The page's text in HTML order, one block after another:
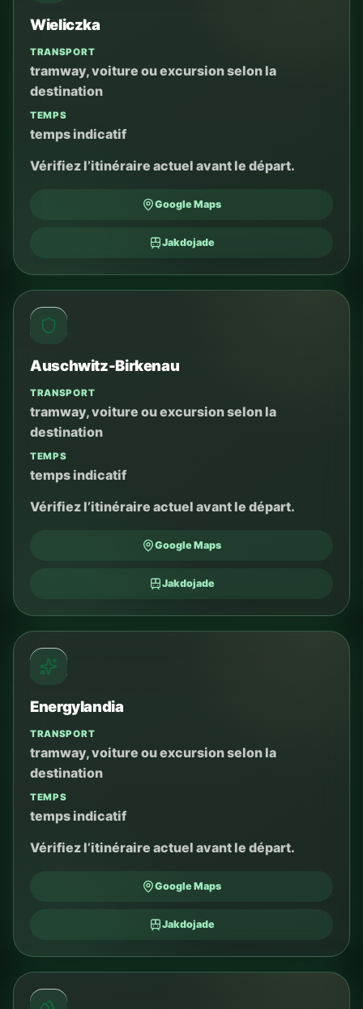
Wieliczka
TRANSPORT
tramway, voiture ou excursion selon la
destination
TEMPS
temps indicatif
Vérifiez l’itinéraire actuel avant le départ.
Google Maps
Jakdojade
Auschwitz-Birkenau
TRANSPORT
tramway, voiture ou excursion selon la
destination
TEMPS
temps indicatif
Vérifiez l’itinéraire actuel avant le départ.
Google Maps
Jakdojade
Energylandia
TRANSPORT
tramway, voiture ou excursion selon la
destination
TEMPS
temps indicatif
Vérifiez l’itinéraire actuel avant le départ.
Google Maps
Jakdojade